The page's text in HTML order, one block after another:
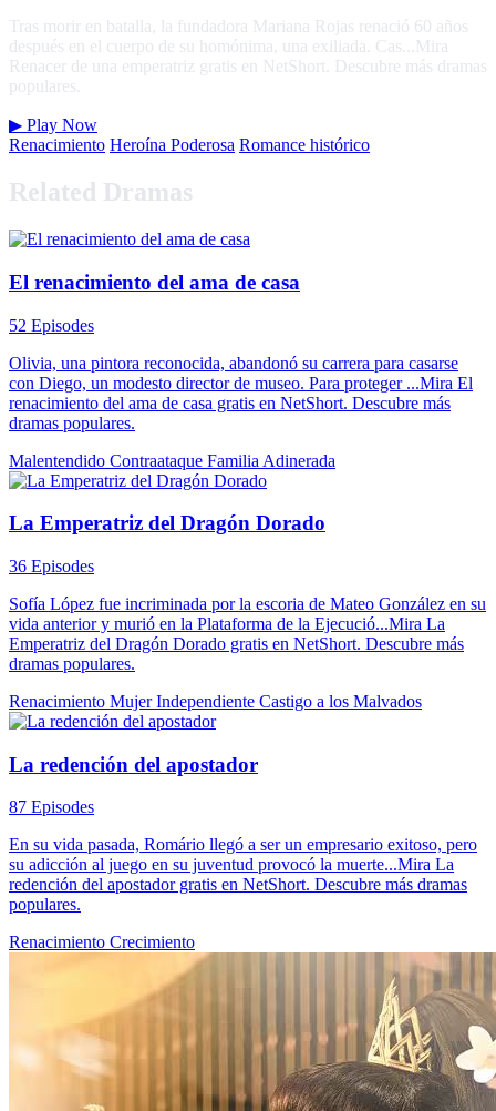
Tras morir en batalla, la fundadora Mariana Rojas renació 60 años
después en el cuerpo de su homónima, una exiliada. Cas...Mira
Renacer de una emperatriz gratis en NetShort. Descubre más dramas
populares.
▶ Play Now
Renacimiento Heroína Poderosa Romance histórico
Related Dramas
El renacimiento del ama de casa
52 Episodes
Olivia, una pintora reconocida, abandonó su carrera para casarse
con Diego, un modesto director de museo. Para proteger ...Mira El
renacimiento del ama de casa gratis en NetShort. Descubre más
dramas populares.
Malentendido Contraataque Familia Adinerada
La Emperatriz del Dragón Dorado
36 Episodes
Sofía López fue incriminada por la escoria de Mateo González en su
vida anterior y murió en la Plataforma de la Ejecució...Mira La
Emperatriz del Dragón Dorado gratis en NetShort. Descubre más
dramas populares.
Renacimiento Mujer Independiente Castigo a los Malvados
La redención del apostador
87 Episodes
En su vida pasada, Romário llegó a ser un empresario exitoso, pero
su adicción al juego en su juventud provocó la muerte...Mira La
redención del apostador gratis en NetShort. Descubre más dramas
populares.
Renacimiento Crecimiento